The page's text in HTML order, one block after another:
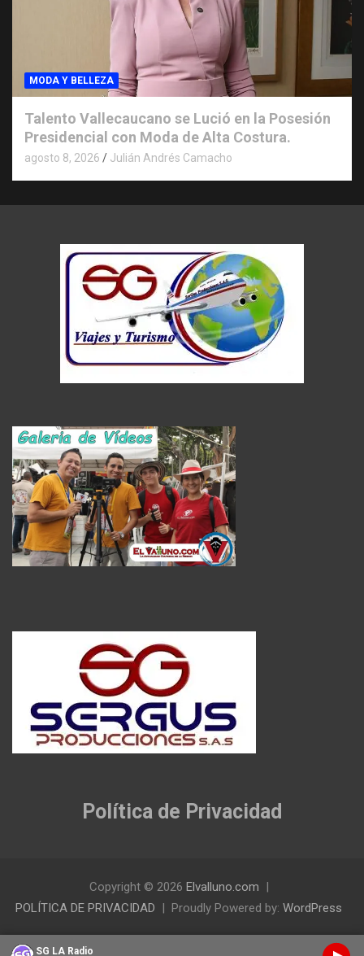
MODA Y BELLEZA
Talento Vallecaucano se Lució en la Posesión
Presidencial con Moda de Alta Costura.
agosto 8, 2026 Julián Andrés Camacho
Política de Privacidad
Copyright © 2026 Elvalluno.com
POLÍTICA DE PRIVACIDAD
Proudly Powered by: WordPress
SG LA Radio